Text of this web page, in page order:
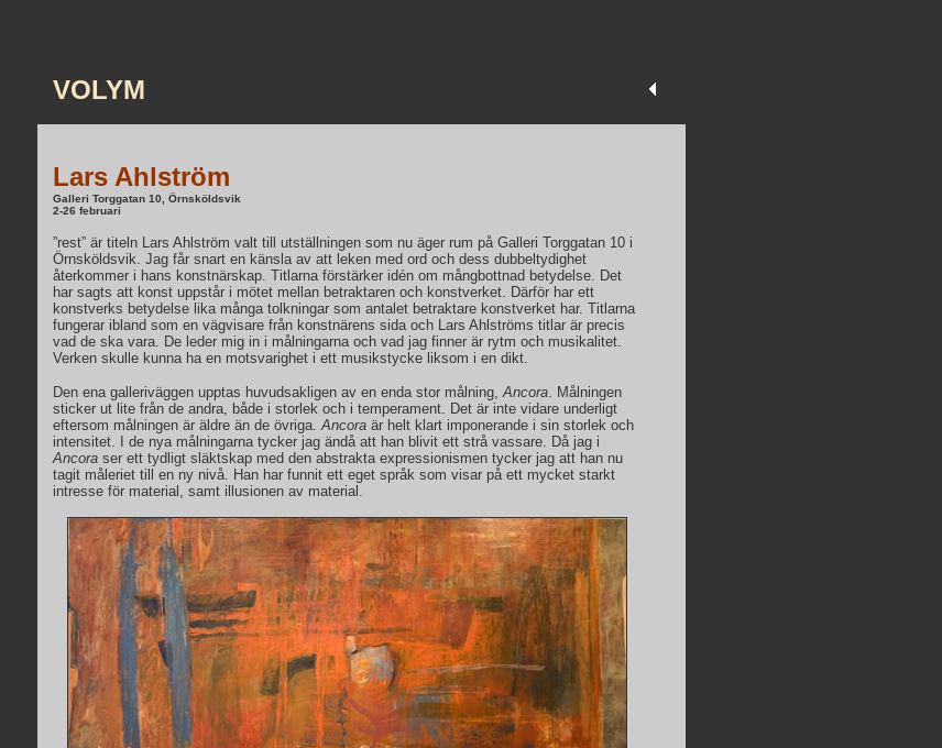
VOLYM
Lars Ahlström
Galleri Torggatan 10, Örnsköldsvik
2-26 februari
”rest” är titeln Lars Ahlström valt till utställningen som nu äger rum på Galleri Torggatan 10 i
Örnsköldsvik. Jag får snart en känsla av att leken med ord och dess dubbeltydighet
återkommer i hans konstnärskap. Titlarna förstärker idén om mångbottnad betydelse. Det
har sagts att konst uppstår i mötet mellan betraktaren och konstverket. Därför har ett
konstverks betydelse lika många tolkningar som antalet betraktare konstverket har. Titlarna
fungerar ibland som en vägvisare från konstnärens sida och Lars Ahlströms titlar är precis
vad de ska vara. De leder mig in i målningarna och vad jag finner är rytm och musikalitet.
Verken skulle kunna ha en motsvarighet i ett musikstycke liksom i en dikt.
Den ena galleriväggen upptas huvudsakligen av en enda stor målning,Ancora. Målningen
sticker ut lite från de andra, både i storlek och i temperament. Det är inte vidare underligt
eftersom målningen är äldre än de övriga.Ancora är helt klart imponerande i sin storlek och
intensitet. I de nya målningarna tycker jag ändå att han blivit ett strå vassare. Då jag i
Ancora ser ett tydligt släktskap med den abstrakta expressionismen tycker jag att han nu
tagit måleriet till en ny nivå. Han har funnit ett eget språk som visar på ett mycket starkt
intresse för material, samt illusionen av material.